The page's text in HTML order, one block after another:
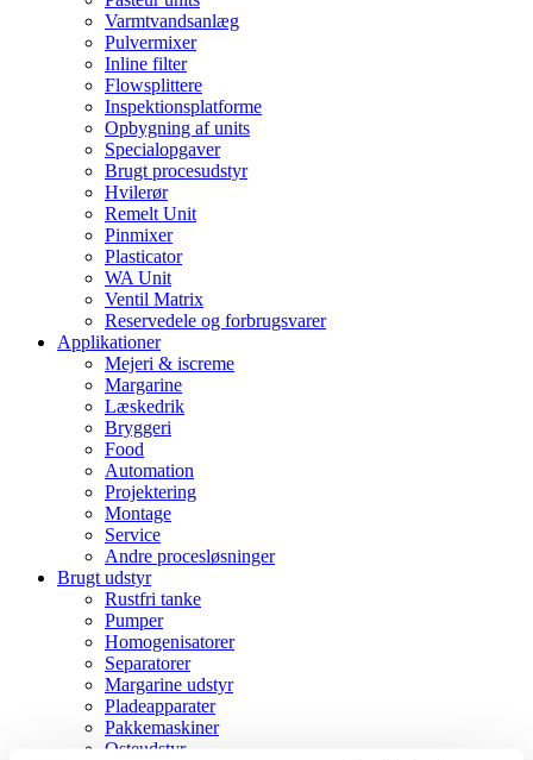
Varmtvandsanlæg
Pulvermixer
Inline filter
Flowsplittere
Inspektionsplatforme
Opbygning af units
Specialopgaver
Brugt procesudstyr
Hvilerør
Remelt Unit
Pinmixer
Plasticator
WA Unit
Ventil Matrix
Reservedele og forbrugsvarer
Applikationer
Mejeri & iscreme
Margarine
Læskedrik
Bryggeri
Food
Automation
Projektering
Montage
Service
Andre procesløsninger
Brugt udstyr
Rustfri tanke
Pumper
Homogenisatorer
Separatorer
Margarine udstyr
Pladeapparater
Pakkemaskiner
Osteudstyr